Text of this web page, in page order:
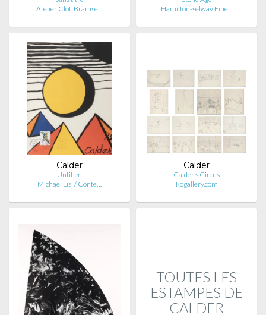
Atelier Clot, Bramse…
Hamilton-selway Fine…
Calder
Untitled
Michael Lisi / Conte…
Calder
Calder’s Circus
Rogallery.com
TOUTES LES
ESTAMPES DE
CALDER